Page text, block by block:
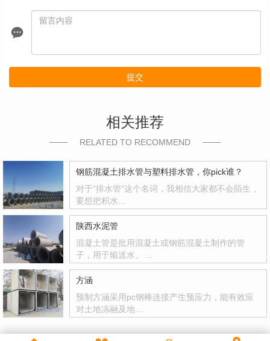
提交
相关推荐
RELATED TO RECOMMEND
钢筋混凝土排水管与塑料排水管，你pick谁？
对于“排水管”这个名词，我相信大家都不会陌生，
要想把积水…
陕西水泥管
混凝土管是批用混凝土或钢筋混凝土制作的管
子，用于输送水、…
方涵
预制方涵采用pc钢棒连接产生预应力，能有效应
对土地冻融及地…